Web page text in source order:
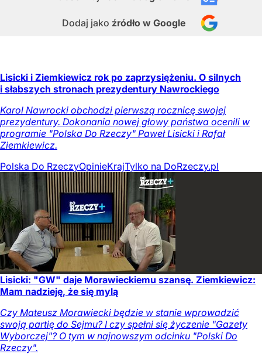
Dodaj jako źródło w Google
Lisicki i Ziemkiewicz rok po zaprzysiężeniu. O silnych
i słabszych stronach prezydentury Nawrockiego
Karol Nawrocki obchodzi pierwszą rocznicę swojej
prezydentury. Dokonania nowej głowy państwa ocenili w
programie "Polska Do Rzeczy" Paweł Lisicki i Rafał
Ziemkiewicz.
Polska Do RzeczyOpinieKrajTylko na DoRzeczy.pl
Lisicki: "GW" daje Morawieckiemu szansę. Ziemkiewicz:
Mam nadzieję, że się mylą
Czy Mateusz Morawiecki będzie w stanie wprowadzić
swoją partię do Sejmu? I czy spełni się życzenie "Gazety
Wyborczej"? O tym w najnowszym odcinku "Polski Do
Rzeczy".